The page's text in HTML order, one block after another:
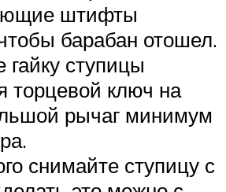
штифты
барабан отошел.
ступицы
торцевой ключ на
рычаг минимум
снимайте ступицу с